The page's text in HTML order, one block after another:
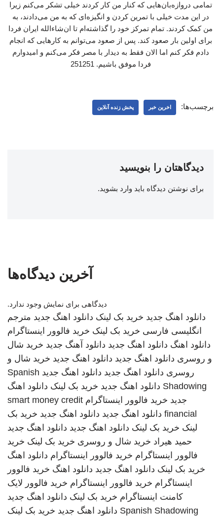
تمامی دروازه‌بان‌هایی که کنار من کار کردند خیلی تشکر می‌کنم زیرا
در این مدت خیلی با تمرین کردن و انگیزه‌ای که به من می‌دادند، به
من کمک کردند. تمام تمرکز خود را گذاشته‌ام تا ان‌شاءالله ایران فردا
برای اولین بار صعود کند. پس از صعود می‌توانم به کارهایی که انجام
دادم فکر کنم اما الان فقط به دیدار با مصر فکر می‌کنم و امیدوارم
فردا موفق باشیم. 251251
برچسب‌ها: اخرین خبر پخش زنده آنلاین
دیدگاهتان را بنویسید
برای نوشتن دیدگاه باید وارد بشوید.
آخرین دیدگاه‌ها
دیدگاهی برای نمایش وجود ندارد.
دانلود اهنگ جدید خرید بک لینک دانلود اهنگ جدید مترجم
انگلیسی فارسی خرید بک لینک خرید فالوور اینستاگرام
دانلود اهنگ دانلود اهنگ جدید دانلود آهنگ جدید خرید شال
و روسری دانلود اهنگ جدید دانلود اهنگ جدید خرید شال و
روسری دانلود اهنگ جدید دانلود اهنگ جدید Spanish
Shadowing دانلود اهنگ جدید خرید بک لینک دانلود اهنگ
جدید خرید فالوور اینستاگرام smart money credit
financial دانلود اهنگ جدید دانلود اهنگ جدید خرید بک
لینک خرید بک لینک دانلود اهنگ جدید دانلود اهنگ جدید
حمید هیراد خرید شال و روسری خرید بک لینک خرید
فالوور اینستاگرام خرید فالوور اینستاگرام دانلود اهنگ
خرید بک لینک دانلود اهنگ جدید دانلود اهنگ خرید فالوور
اینستاگرام خرید فالوور اینستاگرام خرید فالوور لایک
کامنت اینستاگرام خرید بک لینک دانلود اهنگ جدید
Spanish Shadowing دانلود اهنگ جدید خرید بک لینک